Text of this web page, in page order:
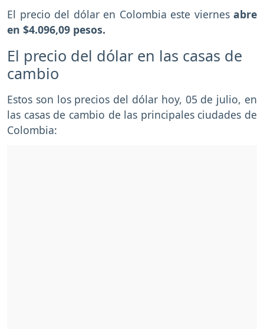
El precio del dólar en Colombia este viernes abre
en $4.096,09 pesos.
El precio del dólar en las casas de
cambio
Estos son los precios del dólar hoy, 05 de julio, en
las casas de cambio de las principales ciudades de
Colombia: